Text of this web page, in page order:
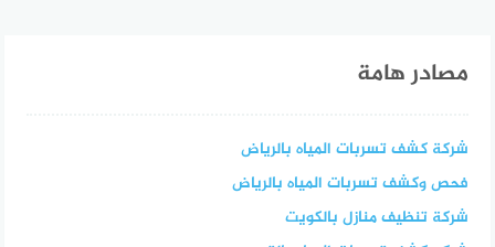
مصادر هامة
شركة كشف تسربات المياه بالرياض
فحص وكشف تسربات المياه بالرياض
شركة تنظيف منازل بالكويت